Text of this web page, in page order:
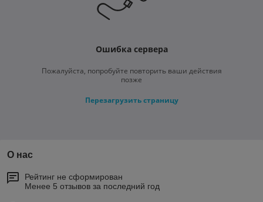
Ошибка сервера
Пожалуйста, попробуйте повторить ваши действия
позже
Перезагрузить страницу
О нас
Рейтинг не сформирован
Менее 5 отзывов за последний год